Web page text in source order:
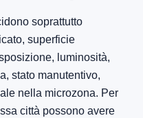
soprattutto
superficie
luminosità,
stato manutentivo,
nella microzona. Per
città possono avere